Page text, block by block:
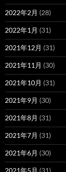
2022年2月 (28)
2022年1月 (31)
2021年12月 (31)
2021年11月 (30)
2021年10月 (31)
2021年9月 (30)
2021年8月 (31)
2021年7月 (31)
2021年6月 (30)